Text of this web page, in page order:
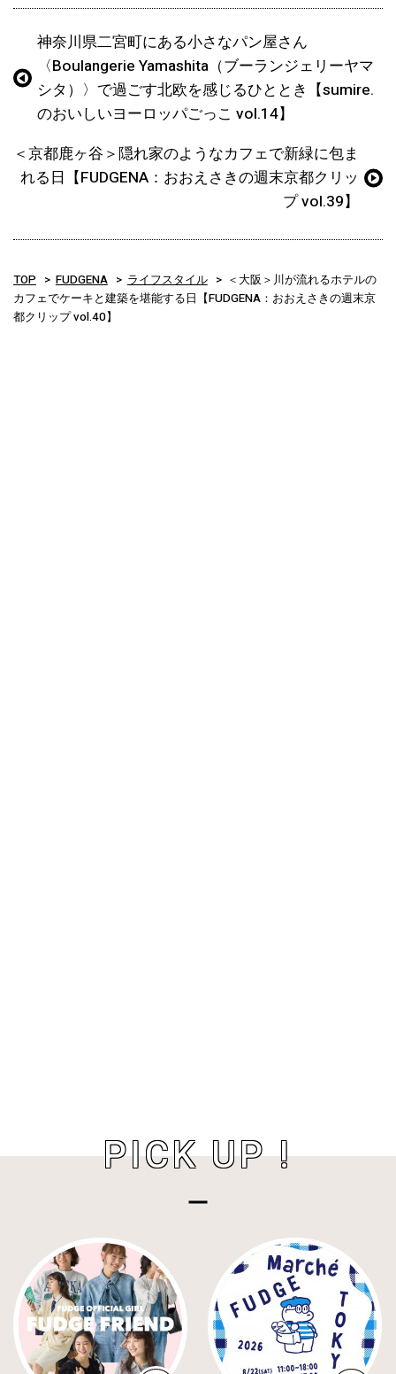
神奈川県二宮町にある小さなパン屋さん
〈Boulangerie Yamashita（ブーランジェリーヤマ
シタ）〉で過ごす北欧を感じるひととき【sumire.
のおいしいヨーロッパごっこ vol.14】
＜京都鹿ヶ谷＞隠れ家のようなカフェで新緑に包ま
れる日【FUDGENA：おおえさきの週末京都クリッ
プ vol.39】
TOP FUDGENA ライフスタイル
＜大阪＞川が流れるホテルの
カフェでケーキと建築を堪能する日【FUDGENA：おおえさきの週末京
都クリップ vol.40】
PICK UP !